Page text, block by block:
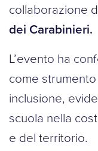
collaborazione
dei Carabinieri.
L’evento ha
come
inclusione,
scuola nella
e del territorio.